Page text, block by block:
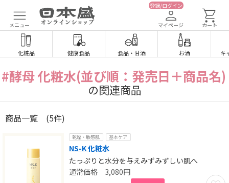
メニュー
登録/ログイン
マイページ カート
化粧品 健康食品 食品・ 甘酒 お酒 キ
#酵母 化粧水(並び順：発売日＋商品名)
の関連商品
商品一覧 (5件)
乾燥・敏感肌 基本ケア
NS-K 化粧水
たっぷりと水分を与えみずみずしい肌へ
お気
3,080円